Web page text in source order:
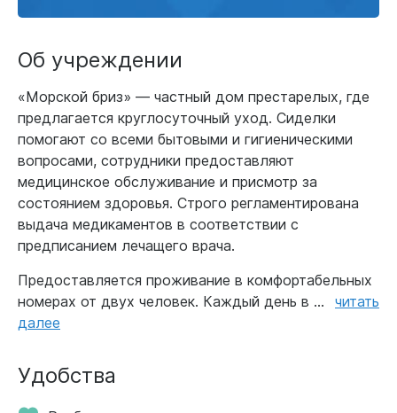
Об учреждении
«Морской бриз» — частный дом престарелых, где
предлагается круглосуточный уход. Сиделки
помогают со всеми бытовыми и гигиеническими
вопросами, сотрудники предоставляют
медицинское обслуживание и присмотр за
состоянием здоровья. Строго регламентирована
выдача медикаментов в соответствии с
предписанием лечащего врача.
Предоставляется проживание в комфортабельных
номерах от двух человек. Каждый день в ...
читать
далее
Удобства